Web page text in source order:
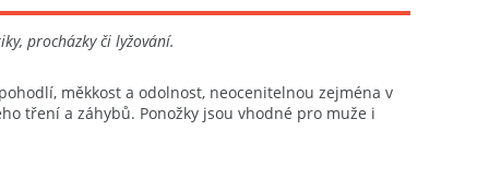
procházky či lyžování.
měkkost a odolnost, neocenitelnou zejména v
tření a záhybů. Ponožky jsou vhodné pro muže i